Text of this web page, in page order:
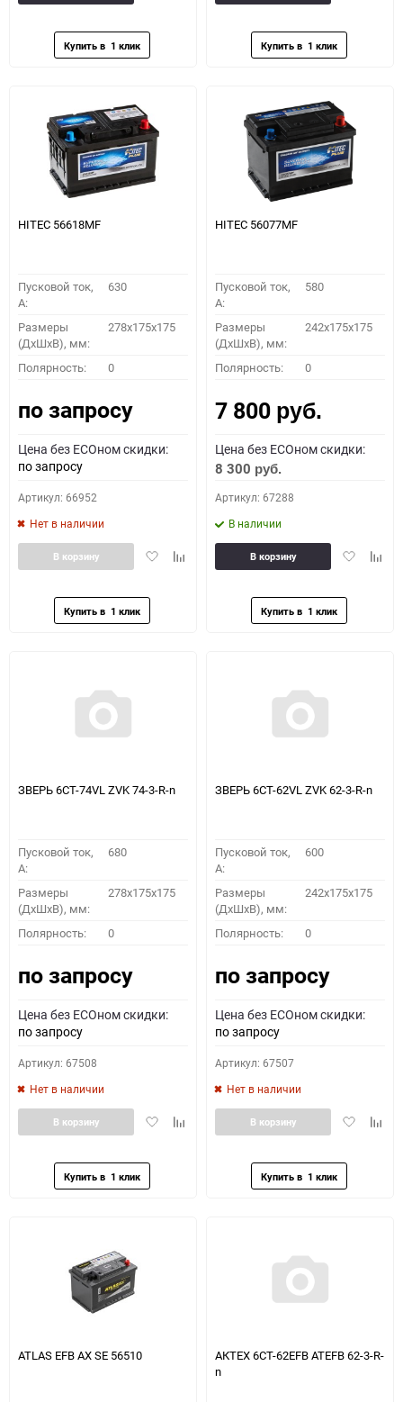
HITEC 56618MF
Пусковой ток,
A:
630
Размеры
(ДхШхВ), мм:
278x175x175
Полярность: 0
по запросу
Цена без ECOном скидки:
по запросу
Артикул: 66952
Нет в наличии
ДобавитьДобавить
В корзину
HITEC 56077MF
Пусковой ток,
A:
580
Размеры
(ДхШхВ), мм:
242x175x175
Полярность: 0
7 800 руб.
Цена без ECOном скидки:
8 300 руб.
Артикул: 67288
В наличии
Добавить
В корзину
ЗВЕРЬ 6СТ-74VL ZVK 74-3-R-n
Пусковой ток,
A:
680
Размеры
(ДхШхВ), мм:
278x175x175
Полярность: 0
по запросу
Цена без ECOном скидки:
по запросу
Артикул: 67508
Нет в наличии
ДобавитьДобавить
В корзину
ЗВЕРЬ 6СТ-62VL ZVK 62-3-R-n
Пусковой ток,
A:
600
Размеры
(ДхШхВ), мм:
242x175x175
Полярность: 0
по запросу
Цена без ECOном скидки:
по запросу
Артикул: 67507
Нет в наличии
Добавить
В корзину
ATLAS EFB AX SE 56510
АКТЕХ 6СТ-62EFB ATEFB 62-3-R-
n